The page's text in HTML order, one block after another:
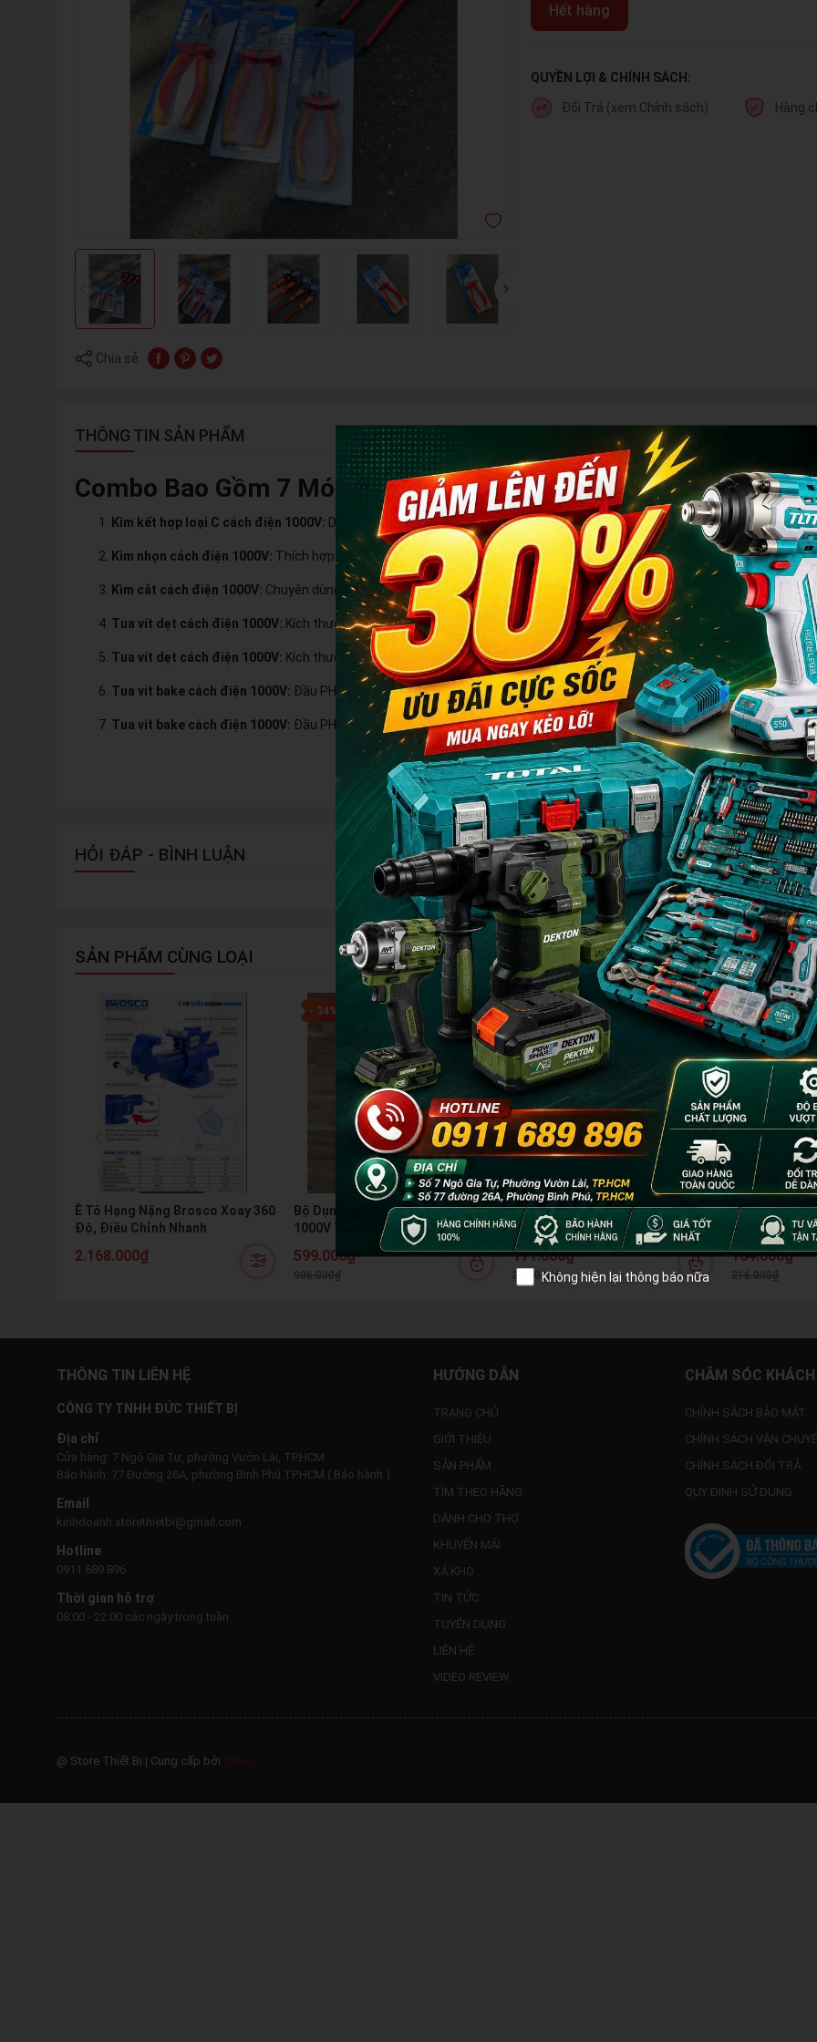
Chia sẻ
Hết hàng
QUYỀN LỢI & CHÍNH SÁCH:
Đổi Trả (xem Chính sách) Hàng
THÔNG TIN SẢN PHẨM
Combo Bao Gồm 7 Món Dụng Cụ Chính Hãng BROSCO
Kìm kết hợp loại C cách điện 1000V: Dùng để kẹp, giữ, uốn và cắt dây. (Mã sản phẩm:B50061)
Kìm nhọn cách điện 1000V: Thích hợp cho các công việc cần độ chính xác cao ở những không gian hẹp. (Mã sản phẩm:
Kìm cắt cách điện 1000V: Chuyên dùng để cắt dây điện, dây cáp. (Mã sản phẩm: B50068)
Tua vít dẹt cách điện 1000V: Kích thước 1.2x6.5x150mm. (Mã sản phẩm: B50077)
Tua vít dẹt cách điện 1000V: Kích thước 1.0x5.5x125mm. (Mã sản phẩm:B50078)
Tua vít bake cách điện 1000V: Đầu PH2x100mm, kích thước thông dụng nhất. (Mã sản phẩm:B50080)
Tua vít bake cách điện 1000V: Đầu PH1x80mm, phù hợp với các ốc vít nhỏ hơn. (Mã sản phẩm:B50081)
HỎI ĐÁP - BÌNH LUẬN
SẢN PHẨM CÙNG LOẠI
Ê Tô Hạng Nặng Brosco Xoay 360
Độ, Điều Chỉnh Nhanh
2.168.000₫
- 34%
Bộ Dụng Cụ Cách Điện BROSCO
1000V Tiêu Chuẩn VDE (6 Món) -
Combo Chuyên Nghiệp Cho Thợ
Điện
599.000₫
906.000₫
- 24%
KỀM RĂNG CÔNG NGHIỆP BẰNG
THÉP Cr-V KÍCH THƯỚC 6''
-160mm BROSCO B50082
171.000₫
226.000₫
- 24%
Kìm cắt nhựa
nghiệp 6''
B50122
164.000₫
216.000₫
THÔNG TIN LIÊN HỆ
CÔNG TY TNHH ĐỨC THIẾT BỊ
Địa chỉ
Cửa hàng: 7 Ngô Gia Tự, phường Vườn Lài, TP.HCM
Bảo hành: 77 Đường 26A, phường Bình Phú TP.HCM ( Bảo hành )
Email
kinhdoanh.storethietbi@gmail.com
Hotline
0911 689 896
Thời gian hỗ trợ
08:00 - 22:00 các ngày trong tuần
HƯỚNG DẪN
TRANG CHỦ
GIỚI THIỆU
SẢN PHẨM
TÌM THEO HÃNG
DÀNH CHO THỢ
KHUYẾN MÃI
XẢ KHO
TIN TỨC
TUYỂN DỤNG
LIÊN HỆ
VIDEO REVIEW
CHĂM SÓC
CHÍNH SÁCH BẢO MẬT
CHÍNH SÁCH VẬN
CHÍNH SÁCH ĐỔI TRẢ
QUY ĐỊNH SỬ DỤNG
@ Store Thiết Bị | Cung cấp bởi Sapo
Không hiện lại thông báo nữa